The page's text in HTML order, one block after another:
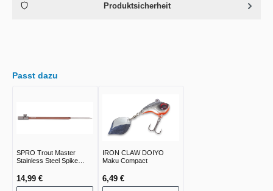
Produktsicherheit
Passt dazu
SPRO Trout Master
Stainless Steel Spike
14,99 €
IRON CLAW DOIYO
Maku Compact
6,49 €